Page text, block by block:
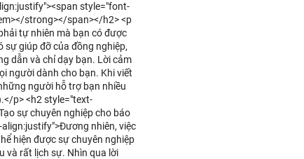
style="font-
strong></span></h2> <p
tự nhiên mà bạn có được
sự giúp đỡ của đồng nghiệp,
dẫn và chỉ dạy bạn. Lời cảm
người dành cho bạn. Khi viết
người hỗ trợ bạn nhiều
p> <h2 style="text-
sự chuyên nghiệp cho báo
nhiên, việc
hiện được sự chuyên nghiệp
và rất lịch sự. Nhìn qua lời